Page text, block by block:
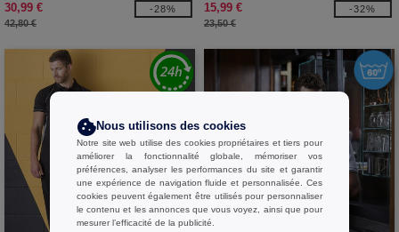
30,99 €
42,80 €
-28%
15,99 €
23,50 €
-32%
Nous utilisons des cookies
Notre site web utilise des cookies propriétaires et tiers pour
améliorer la fonctionnalité globale, mémoriser vos
préférences, analyser les performances du site et garantir
une expérience de navigation fluide et personnalisée. Ces
cookies peuvent également être utilisés pour personnaliser
le contenu et les annonces que vous voyez, ainsi que pour
mesurer l’efficacité de la publicité.